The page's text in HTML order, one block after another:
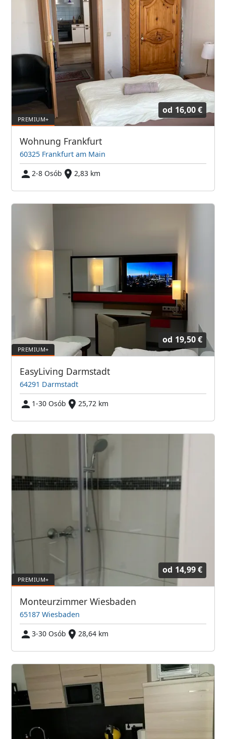
od 16,00 €
Wohnung Frankfurt
60325 Frankfurt am Main
2-8 Osób
2,83 km
od 19,50 €
EasyLiving Darmstadt
64291 Darmstadt
1-30 Osób
25,72 km
od 14,99 €
Monteurzimmer Wiesbaden
65187 Wiesbaden
3-30 Osób
28,64 km